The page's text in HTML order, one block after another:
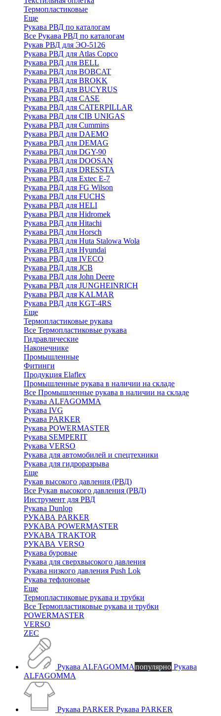
Термопластиковые
Еще
Рукава РВД по каталогам
Все Рукава РВД по каталогам
Рукав РВД для ЭО-5126
Рукава РВД для Atlas Copco
Рукава РВД для BELL
Рукава РВД для BOBCAT
Рукава РВД для BROKK
Рукава РВД для BUCYRUS
Рукава РВД для CASE
Рукава РВД для CATERPILLAR
Рукава РВД для CIB UNIGAS
Рукава РВД для Cummins
Рукава РВД для DAEMO
Рукава РВД для DEMAG
Рукава РВД для DGY-90
Рукава РВД для DOOSAN
Рукава РВД для DRESSTA
Рукава РВД для Extec E-7
Рукава РВД для FG Wilson
Рукава РВД для FUCHS
Рукава РВД для HELI
Рукава РВД для Hidromek
Рукава РВД для Hitachi
Рукава РВД для Horsch
Рукава РВД для Huta Stalowa Wola
Рукава РВД для Hyundai
Рукава РВД для IVECO
Рукава РВД для JCB
Рукава РВД для John Deere
Рукава РВД для JUNGHEINRICH
Рукава РВД для KALMAR
Рукава РВД для KGT-4RS
Еще
Термопластиковые рукава
Все Термопластиковые рукава
Гидравлические
Наконечнике
Промышленные
Фитинги
Продукция Elaflex
Промышленные рукава в наличии на складе
Все Промышленные рукава в наличии на складе
Рукава ALFAGOMMA
Рукава IVG
Рукава PARKER
Рукава POWERMASTER
Рукава SEMPERIT
Рукава VERSO
Рукава для автомобилей и спецтехники
Рукава для гидроразрыва
Еще
Рукав высокого давления (РВД)
Все Рукав высокого давления (РВД)
Инструмент для РВД
Рукава Dunlop
РУКАВА PARKER
РУКАВА POWERMASTER
РУКАВА TRAKTOR
РУКАВА VERSO
Рукава буровые
Рукава для сверхвысокого давления
Рукава низкого давления Push Lok
Рукава тефлоновые
Еще
Термопластиковые рукава и трубки
Все Термопластиковые рукава и трубки
POWERMASTER
VERSO
ZEC
Рукава ALFAGOMMAпопулярно Рукава
ALFAGOMMA
Рукава PARKER Рукава PARKER